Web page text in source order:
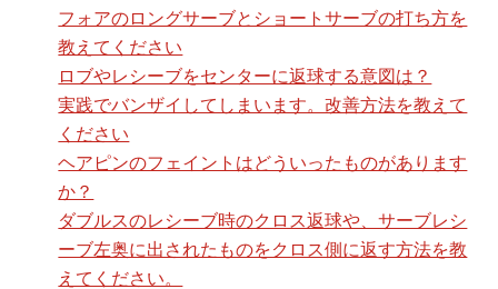
フォアのロングサーブとショートサーブの打ち方を
教えてください
ロブやレシーブをセンターに返球する意図は？
実践でバンザイしてしまいます。改善方法を教えて
ください
ヘアピンのフェイントはどういったものがあります
か？
ダブルスのレシーブ時のクロス返球や、サーブレシ
ーブ左奥に出されたものをクロス側に返す方法を教
えてください。